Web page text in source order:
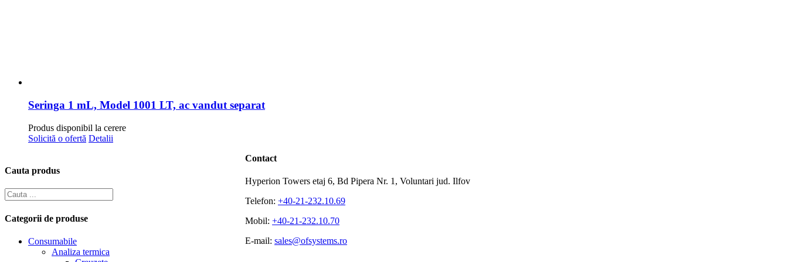
Seringa 1 mL, Model 1001 LT, ac vandut separat
Produs disponibil la cerere
Solicită o ofertă Detalii
Cauta produs
Categorii de produse
Consumabile
Analiza termica
Contact
Hyperion Towers etaj 6, Bd Pipera Nr. 1, Voluntari jud. Ilfov
Telefon: +40-21-232.10.69
Mobil: +40-21-232.10.70
E-mail: sales@ofsystems.ro